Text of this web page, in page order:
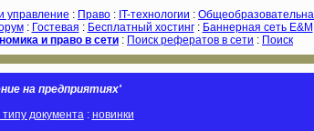
управление : Право : IT-технологии :
: Гостевая : Бесплатный хостинг: Баннерная сеть E&M
и право в сети : Поиск рефератов в сети : Поиск
на предприятиях'
типу документа: новинки